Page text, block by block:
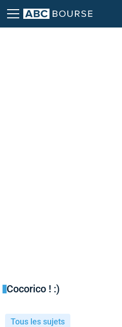
Cocorico ! :)
Tous les sujets